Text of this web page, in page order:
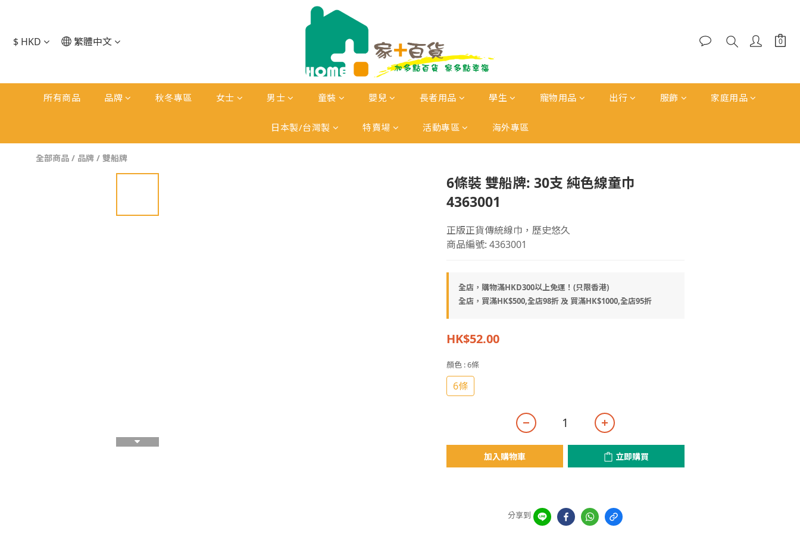
$ HKD 繁體中文
所有商品 品牌 秋冬專區 女士 男士 童裝 嬰兒 長者用品 學生 寵物用品 出行 服飾 家庭用品
日本製/台灣製 特賣場 活動專區 海外專區
全部商品 / 品牌 / 雙船牌
6條裝 雙船牌: 30支 純色線童巾
4363001
正版正貨傳統線巾，歷史悠久
商品編號: 4363001
全店，購物滿HKD300以上免運！(只限香港)
全店，買滿HK$500,全店98折 及 買滿HK$1000,全店95折
HK$52.00
顏色 : 6條
6條
加入購物車 立即購買
分享到